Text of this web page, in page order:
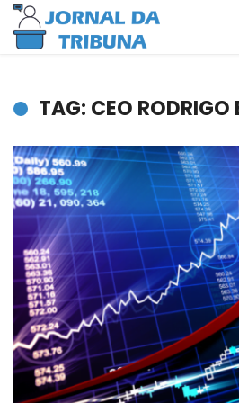
TAG: CEO RODRIGO